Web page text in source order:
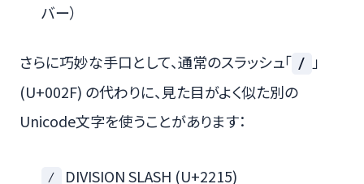
バー）
さらに巧妙な手口として、通常のスラッシュ「 /
」
(U+002F) の代わりに、見た目がよく似た別の
Unicode文字を使うことがあります：
∕ DIVISION SLASH (U+2215)